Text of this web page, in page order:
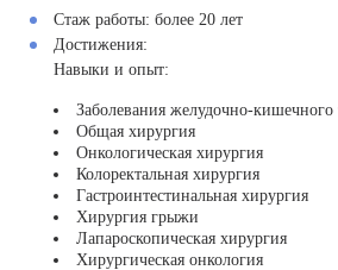
Стаж работы: более 20 лет
Достижения:
Навыки и опыт:
Заболевания желудочно-кишечного
Общая хирургия
Онкологическая хирургия
Колоректальная хирургия
Гастроинтестинальная хирургия
Хирургия грыжи
Лапароскопическая хирургия
Хирургическая онкология